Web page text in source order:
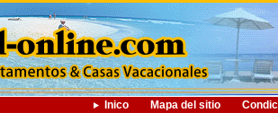
Inico Mapa del sitio